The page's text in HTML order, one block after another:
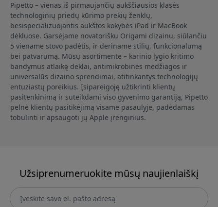
Pipetto – vienas iš pirmaujančių aukščiausios klasės
technologinių priedų kūrimo prekių ženklų,
besispecializuojantis aukštos kokybės iPad ir MacBook
dėkluose. Garsėjame novatorišku Origami dizainu, siūlančiu
5 viename stovo padėtis, ir deriname stilių, funkcionalumą
bei patvarumą. Mūsų asortimente – karinio lygio kritimo
bandymus atlaikę dėklai, antimikrobinės medžiagos ir
universalūs dizaino sprendimai, atitinkantys technologijų
entuziastų poreikius. Įsipareigoję užtikrinti klientų
pasitenkinimą ir suteikdami viso gyvenimo garantiją, Pipetto
pelnė klientų pasitikėjimą visame pasaulyje, padėdamas
tobulinti ir apsaugoti jų Apple įrenginius.
Užsiprenumeruokite mūsų naujienlaiškį